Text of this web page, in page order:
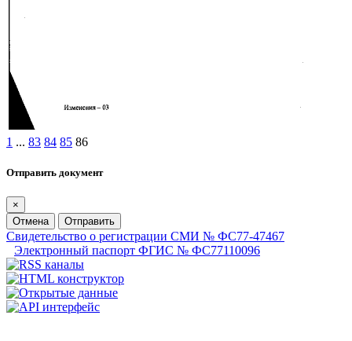
1 ... 83 84 85 86
Отправить документ
×
Отмена
Отправить
Свидетельство о регистрации СМИ № ФС77-47467
Электронный паспорт ФГИС № ФС77110096